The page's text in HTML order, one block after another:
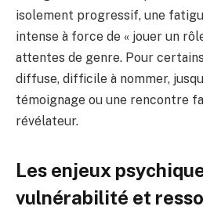
isolement progressif, une
intense à force de « jouer un
attentes de genre. Pour
diffuse, difficile à nommer,
témoignage ou une rencontre
révélateur.
Les enjeux
vulnérabilité et